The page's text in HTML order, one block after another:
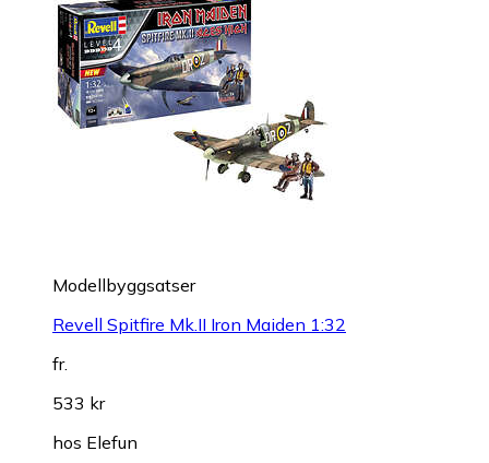
Modellbyggsatser
Revell Spitfire Mk.II Iron Maiden 1:32
fr.
533 kr
hos Elefun